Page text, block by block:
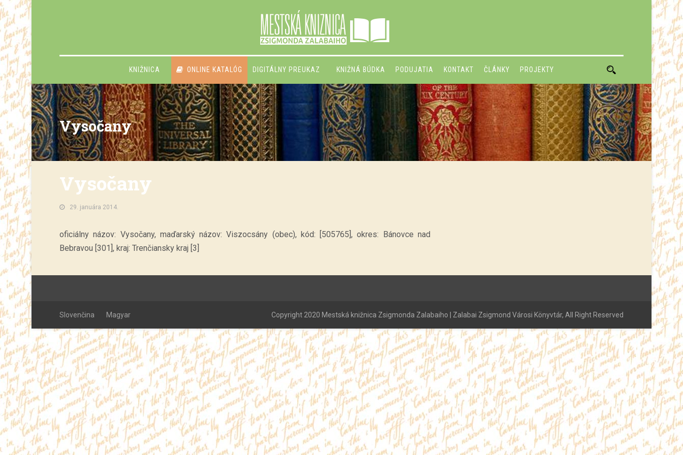
KNIŽNICA ONLINE KATALÓG DIGITÁLNY PREUKAZ KNIŽNÁ BÚDKA PODUJATIA KONTAKT ČLÁNKY PROJEKTY
Vysočany
Vysočany
29. januára 2014.
oficiálny názov: Vysočany, maďarský názov: Viszocsány (obec), kód: [505765], okres: Bánovce nad
Bebravou [301], kraj: Trenčiansky kraj [3]
Slovenčina Magyar Copyright 2020 Mestská knižnica Zsigmonda Zalabaiho | Zalabai Zsigmond Városi Könyvtár, All Right Reserved